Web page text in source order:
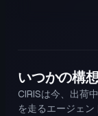
いつかの構
CIRISは今、出荷
を走るエージェ